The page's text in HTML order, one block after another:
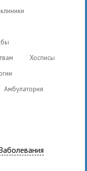
Хосписы
Амбулатория